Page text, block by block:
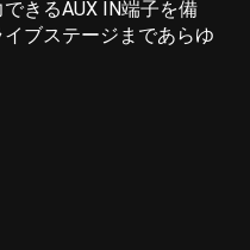
きるAUX IN端子を備
ブステージまであらゆ